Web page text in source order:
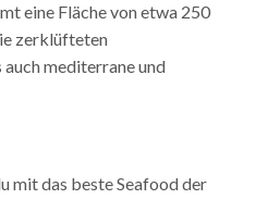
eine Fläche von etwa 250
zerklüfteten
mediterrane und
mit das beste Seafood der